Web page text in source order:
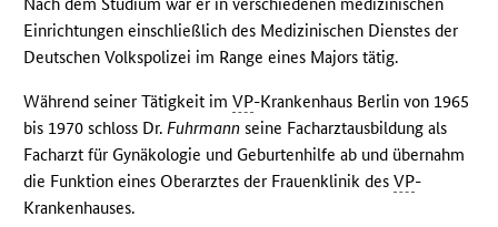
Einrichtungen einschließlich des Medizinischen Dienstes der
Deutschen Volkspolizei im Range eines Majors tätig.
Während seiner Tätigkeit imVP-Krankenhaus Berlin von 1965
bis 1970 schloss Dr.Fuhrmann seine Facharztausbildung als
Facharzt für Gynäkologie und Geburtenhilfe ab und übernahm
die Funktion eines Oberarztes der Frauenklinik desVP-
Krankenhauses.